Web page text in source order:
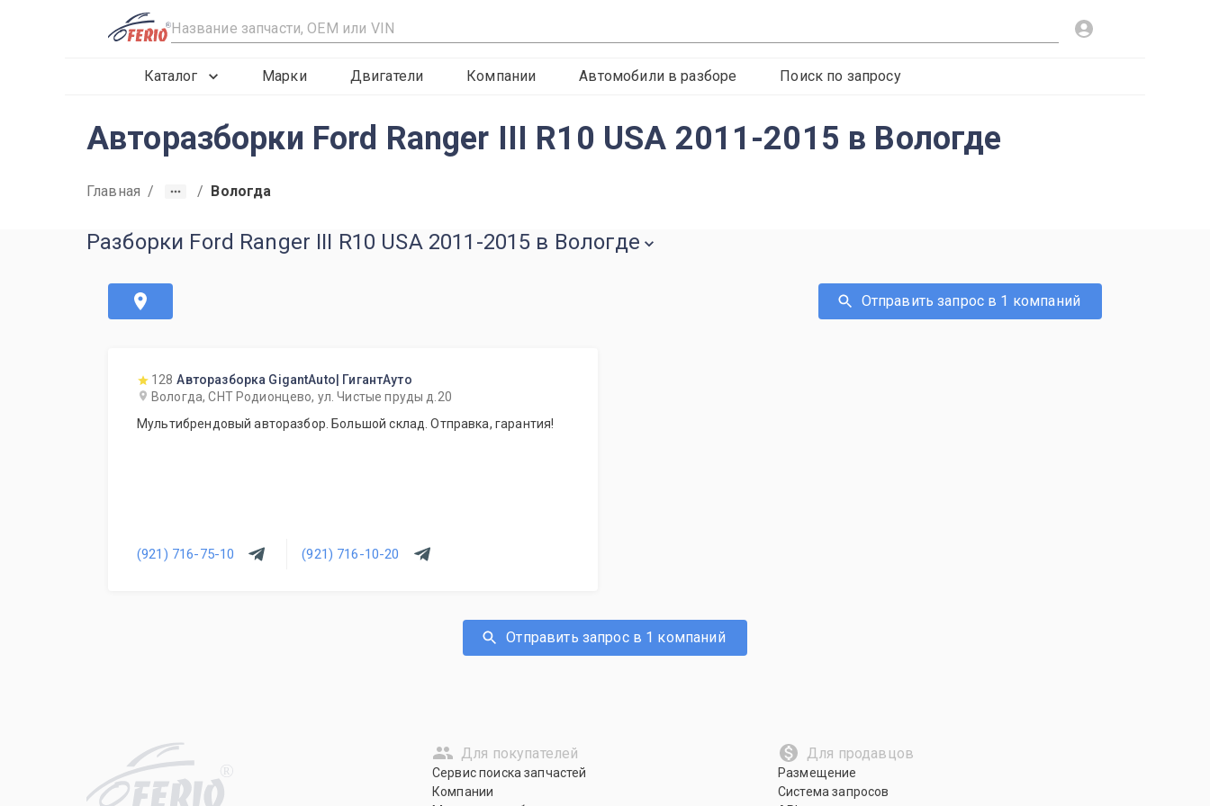
R
Каталог Марки Двигатели Компании Автомобили в разборе Поиск по запросу
Авторазборки Ford Ranger III R10 USA 2011-2015 в Вологде
Главная / / Вологда
Разборки Ford Ranger III R10 USA 2011-2015 в Вологде
Отправить запрос в 1 компаний
128 Авторазборка GigantAuto| ГигантАуто
Вологда, СНТ Родионцево, ул. Чистые пруды д.20
Мультибрендовый авторазбор. Большой склад. Отправка, гарантия!
(921) 716-75-10 (921) 716-10-20
Отправить запрос в 1 компаний
R
Для покупателей
Сервис поиска запчастей
Компании
Для продавцов
Размещение
Система запросов